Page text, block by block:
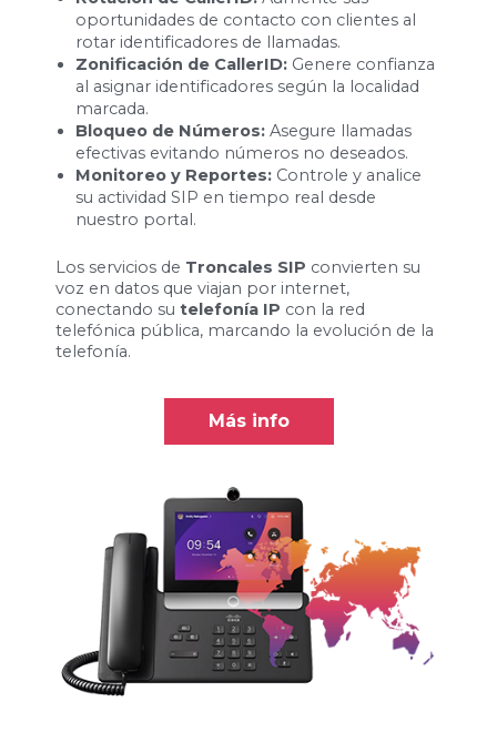
oportunidades de contacto con clientes al
rotar identificadores de llamadas.
Zonificación de CallerID:Genere confianza
al asignar identificadores según la localidad
marcada.
Bloqueo de Números:Asegure llamadas
efectivas evitando números no deseados.
Monitoreo y Reportes:Controle y analice
su actividad SIP en tiempo real desde
nuestro portal.
Los servicios de Troncales SIP convierten su
voz en datos que viajan por internet,
conectando su telefonía IP con la red
telefónica pública, marcando la evolución de la
telefonía.
Más info